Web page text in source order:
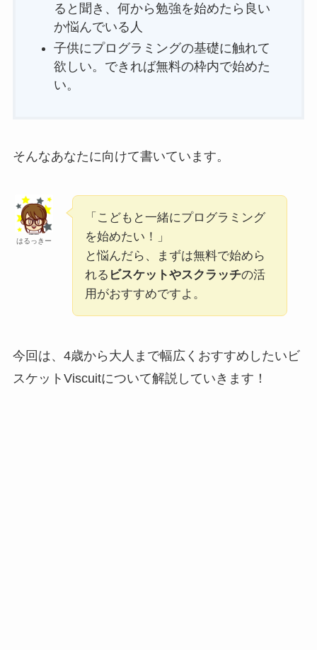
ると聞き、何から勉強を始めたら良い
か悩んでいる人
子供にプログラミングの基礎に触れて
欲しい。できれば無料の枠内で始めた
い。
そんなあなたに向けて書いています。
はるっきー
「こどもと一緒にプログラミング
を始めたい！」
と悩んだら、まずは無料で始めら
れる ビスケットやスクラッチの活
用がおすすめですよ。
今回は、 4歳から大人まで幅広くおすすめしたいビ
スケットViscuitについて解説していきます！